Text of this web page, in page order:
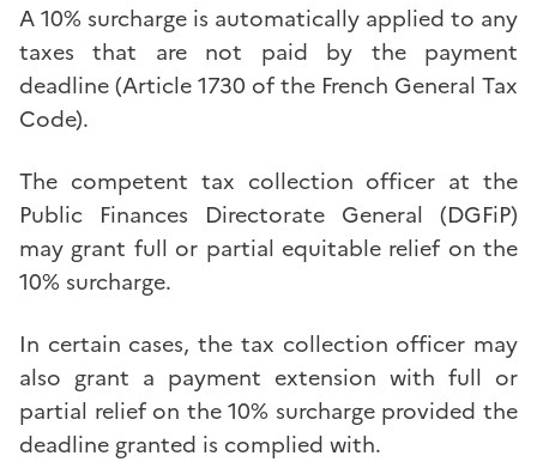
A 10% surcharge is automatically applied to any
taxes that are not paid by the payment
deadline (Article 1730 of the French General Tax
Code).
The competent tax collection officer at the
Public Finances Directorate General (DGFiP)
may grant full or partial equitable relief on the
10% surcharge.
In certain cases, the tax collection officer may
also grant a payment extension with full or
partial relief on the 10% surcharge provided the
deadline granted is complied with.